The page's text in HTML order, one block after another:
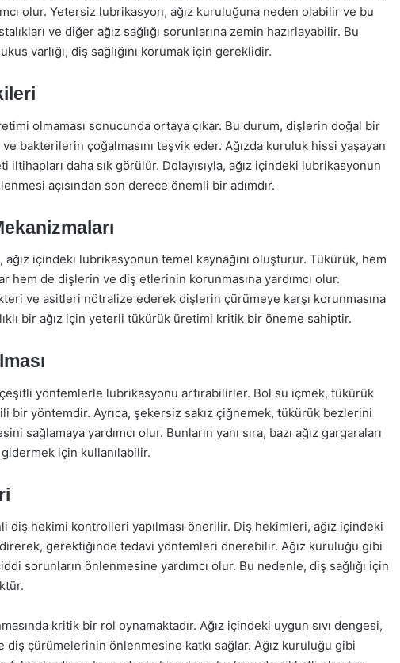
olur. Yetersiz lubrikasyon, ağız kuruluğuna neden olabilir ve bu
ve diğer ağız sağlığı sorunlarına zemin hazırlayabilir. Bu
varlığı, diş sağlığını korumak için gereklidir.
olmaması sonucunda ortaya çıkar. Bu durum, dişlerin doğal bir
bakterilerin çoğalmasını teşvik eder. Ağızda kuruluk hissi yaşayan
daha sık görülür. Dolayısıyla, ağız içindeki lubrikasyonun
açısından son derece önemli bir adımdır.
içindeki lubrikasyonun temel kaynağını oluşturur. Tükürük, hem
hem de dişlerin ve diş etlerinin korunmasına yardımcı olur.
ve asitleri nötralize ederek dişlerin çürümeye karşı korunmasına
bir ağız için yeterli tükürük üretimi kritik bir öneme sahiptir.
yöntemlerle lubrikasyonu artırabilirler. Bol su içmek, tükürük
bir yöntemdir. Ayrıca, şekersiz sakız çiğnemek, tükürük bezlerini
sağlamaya yardımcı olur. Bunların yanı sıra, bazı ağız gargaraları
için kullanılabilir.
diş hekimi kontrolleri yapılması önerilir. Diş hekimleri, ağız içindeki
gerektiğinde tedavi yöntemleri önerebilir. Ağız kuruluğu gibi
sorunların önlenmesine yardımcı olur. Bu nedenle, diş sağlığı için
kritik bir rol oynamaktadır. Ağız içindeki uygun sıvı dengesi,
diş çürümelerinin önlenmesine katkı sağlar. Ağız kuruluğu gibi